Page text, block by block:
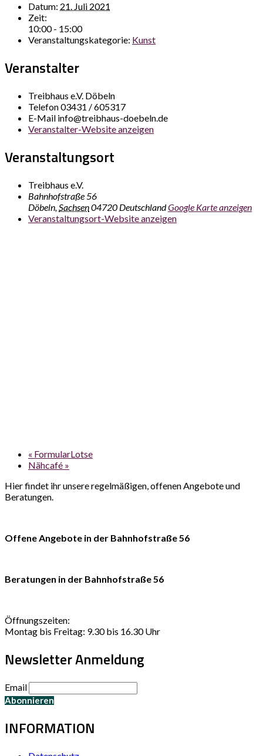
Datum: 21. Juli 2021
Zeit:
10:00 - 15:00
Veranstaltungskategorie: Kunst
Veranstalter
Treibhaus e.V. Döbeln
Telefon03431 / 605317
E-Mail info@treibhaus-doebeln.de
Veranstalter-Website anzeigen
Veranstaltungsort
Treibhaus e.V.
Bahnhofstraße 56
Döbeln,Sachsen04720 DeutschlandGoogle Karte anzeigen
Veranstaltungsort-Website anzeigen
« FormularLotse
Nähcafé »
Hier findet ihr unsere regelmäßigen, offenen Angebote und
Beratungen.
Offene Angebote in der Bahnhofstraße 56
Beratungen in der Bahnhofstraße 56
Öffnungszeiten:
Montag bis Freitag: 9.30 bis 16.30 Uhr
Newsletter Anmeldung
Email
INFORMATION